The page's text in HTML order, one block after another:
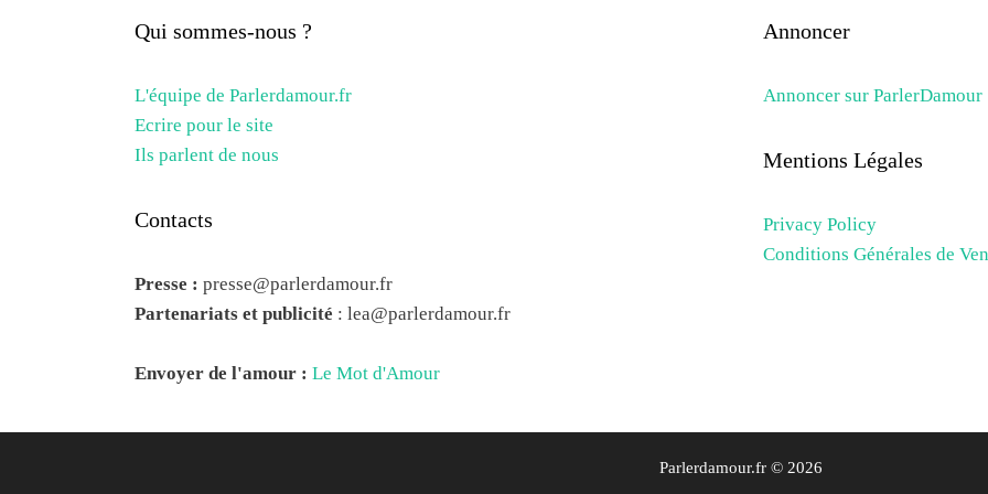
Qui sommes-nous ?
L'équipe de Parlerdamour.fr
Ecrire pour le site
Ils parlent de nous
Contacts
Presse : presse@parlerdamour.fr
Partenariats et publicité : lea@parlerdamour.fr
Envoyer de l'amour : Le Mot d'Amour
Annoncer
Annoncer sur ParlerDamour
Mentions Légales
Privacy Policy
Conditions Générales de
Parlerdamour.fr © 2026